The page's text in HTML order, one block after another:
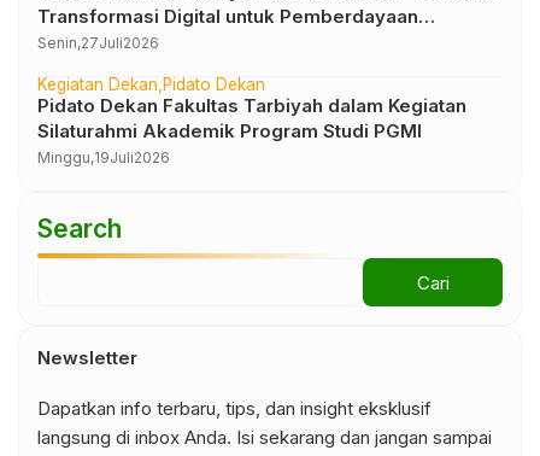
Transformasi Digital untuk Pemberdayaan
Masyarakat pada Pembekalan Peserta KKN 2026
Senin,27Juli2026
Kegiatan Dekan Pidato Dekan
Pidato Dekan Fakultas Tarbiyah dalam Kegiatan
Silaturahmi Akademik Program Studi PGMI
Minggu,19Juli2026
Search
Newsletter
Dapatkan info terbaru, tips, dan insight eksklusif
langsung di inbox Anda. Isi sekarang dan jangan sampai